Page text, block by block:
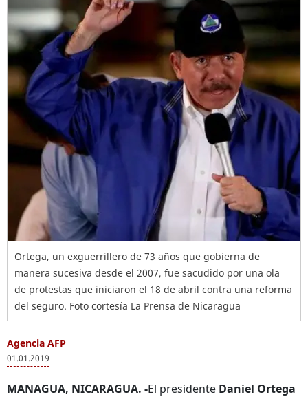
Ortega, un exguerrillero de 73 años que gobierna de
manera sucesiva desde el 2007, fue sacudido por una ola
de protestas que iniciaron el 18 de abril contra una reforma
del seguro. Foto cortesía La Prensa de Nicaragua
Agencia AFP
01.01.2019
MANAGUA, NICARAGUA. -El presidente Daniel Ortega